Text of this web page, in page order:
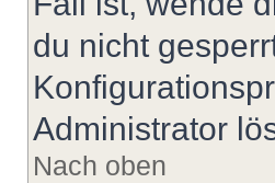
du nicht
Administrator
Nach oben